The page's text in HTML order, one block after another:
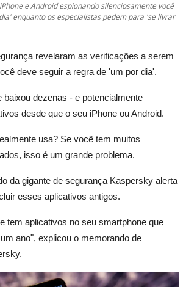
e Android espionando silenciosamente você
enquanto os especialistas pedem para 'se livrar
revelaram as verificações a serem
deve seguir a regra de 'um por dia'.
baixou dezenas - e potencialmente
desde que o seu iPhone ou Android.
usa? Se você tem muitos
isso é um grande problema.
da gigante de segurança Kaspersky alerta
esses aplicativos antigos.
tem aplicativos no seu smartphone que
ano", explicou o memorando de